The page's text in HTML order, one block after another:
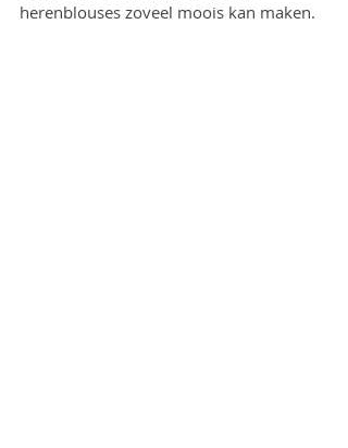
herenblouses zoveel moois kan maken.